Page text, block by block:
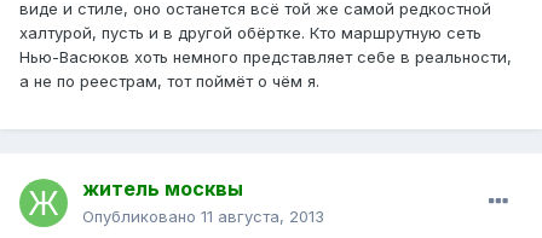
виде и стиле, оно останется всё той же самой редкостной
халтурой, пусть и в другой обёртке. Кто маршрутную сеть
Нью-Васюков хоть немного представляет себе в реальности,
а не по реестрам, тот поймёт о чём я.
житель москвы
Опубликовано 11 августа, 2013